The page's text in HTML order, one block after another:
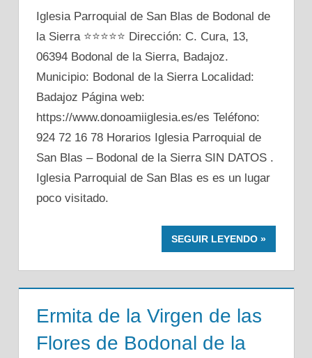
Iglesia Parroquial de San Blas de Bodonal de
la Sierra ⭐⭐⭐⭐⭐ Dirección: C. Cura, 13,
06394 Bodonal de la Sierra, Badajoz.
Municipio: Bodonal de la Sierra Localidad:
Badajoz Página web:
https://www.donoamiiglesia.es/es Teléfono:
924 72 16 78 Horarios Iglesia Parroquial de
San Blas – Bodonal de la Sierra SIN DATOS .
Iglesia Parroquial de San Blas es es un lugar
poco visitado.
SEGUIR LEYENDO
Ermita de la Virgen de las
Flores de Bodonal de la